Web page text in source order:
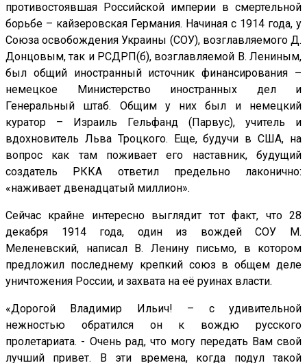
противостоявшая Российской империи в смертельной
борьбе – кайзеровская Германия. Начиная с 1914 года, у
Союза освобождения Украины (СОУ), возглавляемого Д.
Донцовым, так и РСДРП(б), возглавляемой В. Лениным,
был общий иностранный источник финансирования –
немецкое Министерство иностранных дел и
Генеральный штаб. Общим у них был и немецкий
куратор – Израиль Гельфанд (Парвус), учитель и
вдохновитель Льва Троцкого. Еще, будучи в США, на
вопрос как там поживает его наставник, будущий
создатель РККА ответил предельно лаконично:
«наживает двенадцатый миллион».
Сейчас крайне интересно выглядит тот факт, что 28
декабря 1914 года, один из вождей СОУ М.
Меленевский, написал В. Ленину письмо, в котором
предложил последнему крепкий союз в общем деле
уничтожения России, и захвата на её руинах власти.
«Дорогой Владимир Ильич! – с удивительной
нежностью обратился он к вождю русского
пролетариата. - Очень рад, что могу передать Вам свой
лучший привет. В эти времена, когда подул такой